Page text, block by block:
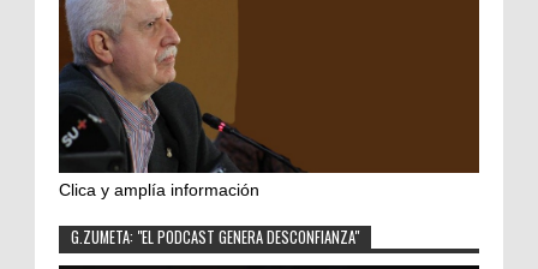
Clica y amplía información
G.ZUMETA: "EL PODCAST GENERA DESCONFIANZA"